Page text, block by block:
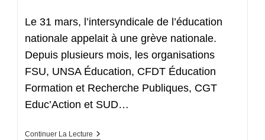
Le 31 mars, l’intersyndicale de l’éducation
nationale appelait à une grève nationale.
Depuis plusieurs mois, les organisations
FSU, UNSA Éducation, CFDT Éducation
Formation et Recherche Publiques, CGT
Educ’Action et SUD…
Continuer La Lecture 31